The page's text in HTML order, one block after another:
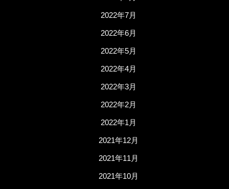
2022年7月
2022年6月
2022年5月
2022年4月
2022年3月
2022年2月
2022年1月
2021年12月
2021年11月
2021年10月